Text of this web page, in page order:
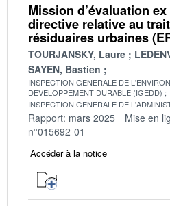
Mission d’évaluation
directive relative au
résiduaires urbaines
TOURJANSKY, Laure
SAYEN, Bastien
INSPECTION GENERALE DE
DEVELOPPEMENT DURABLE (IGEDD)
INSPECTION GENERALE DE
Rapport: mars 2025 Mise en
n°015692-01
Accéder à la notice